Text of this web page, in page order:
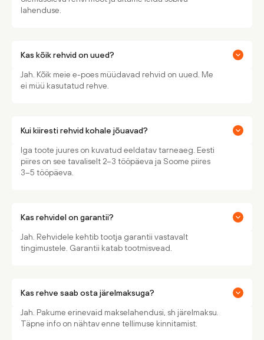
lahenduse.
Kas kõik rehvid on uued?
Jah. Kõik meie e-poes müüdavad rehvid on uued. Me
ei müü kasutatud rehve.
Kui kiiresti rehvid kohale jõuavad?
Iga toote juures on kuvatud eeldatav tarneaeg. Eesti
piires on see tavaliselt 2–3 tööpäeva ja Soome piires
3–5 tööpäeva.
Kas rehvidel on garantii?
Jah. Rehvidele kehtib tootja garantii vastavalt
tingimustele. Garantii katab tootmisvead.
Kas rehve saab osta järelmaksuga?
Jah. Pakume erinevaid makselahendusi, sh järelmaksu.
Täpne info on nähtav enne tellimuse kinnitamist.